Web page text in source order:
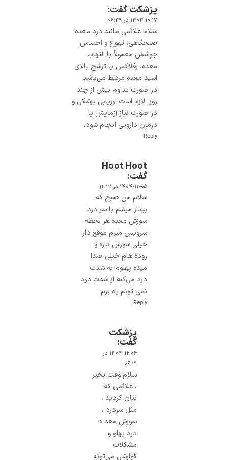
پزشکتگفت:
۱۴۰۴-۱۰-۱۷ در ۰۶:۴۹
سلام علائمی مانند درد معده
صبحگاهی، تهوع و احساس
جوشش معمولاً با التهاب
معده، رفلاکس یا ترشح بالای
اسید معده مرتبط می‌باشد.
در صورت تداوم بیش از چند
روز، لازم است ارزیابی پزشکی و
در صورت نیاز آزمایش یا
درمان دارویی انجام شود.
Reply
Hoot Hoot
گفت:
۱۴۰۴-۱۲-۰۵ در ۱۲:۱۲
سلام من صبح که
بیدار میشم با سر درد
سوزش معده هر لحظه
سرویس میرم موقع دار
خیلی سوزش داره و
روده هام خیلی صدا
میده پهلوم به شدت
درد می‌کنه از شدت درد
نمی تونم راه برم
Reply
پزشکت
گفت:
۱۴۰۴-۱۲-۰۶ در
۰۶:۲۱
سلام وقت بخیر
، علائمی که
بیان کردید ،
مثل سردرد ،
سوزش معد ه،
درد پهلو و
مشکلات
گوارشی می‌تونه